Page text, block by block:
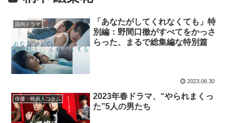
国内ドラマ
「あなたがしてくれなくても」特
別編：野間口徹がすべてをかっさ
らった、まるで総集編な特別篇
2023.06.30
俳優・映画人コラム
2023年春ドラマ、“やられまくっ
た”5人の男たち